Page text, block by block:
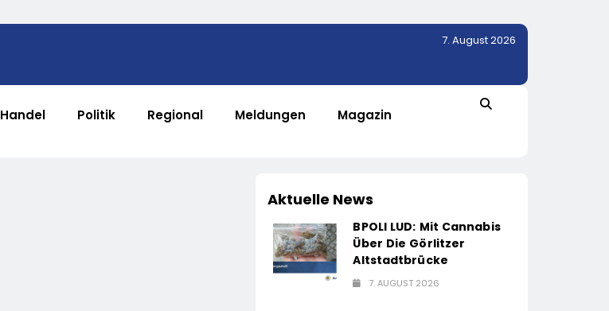
7. August 2026
Handel Politik Regional Meldungen Magazin
Aktuelle News
BPOLI LUD: Mit Cannabis
Über Die Görlitzer
Altstadtbrücke
7. AUGUST 2026